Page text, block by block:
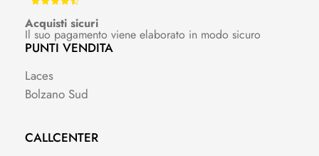
Acquisti sicuri
Il suo pagamento viene elaborato in modo sicuro
PUNTI VENDITA
Laces
Bolzano Sud
CALLCENTER